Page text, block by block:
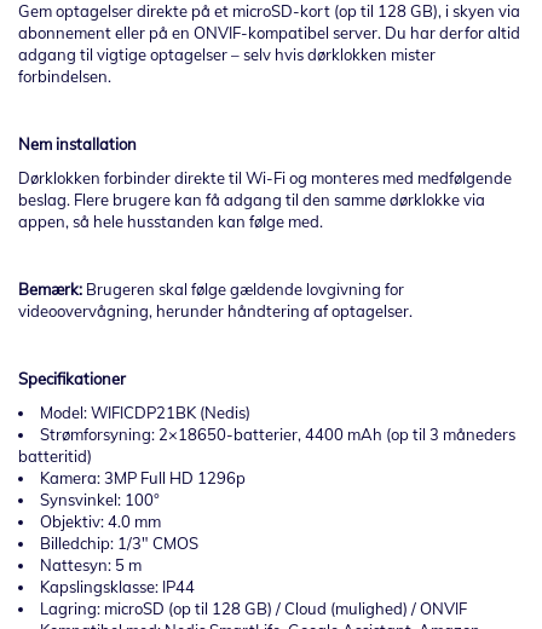
Gem optagelser direkte på et microSD-kort (op til 128 GB), i skyen via
abonnement eller på en ONVIF-kompatibel server. Du har derfor altid
adgang til vigtige optagelser – selv hvis dørklokken mister
forbindelsen.
Nem installation
Dørklokken forbinder direkte til Wi-Fi og monteres med medfølgende
beslag. Flere brugere kan få adgang til den samme dørklokke via
appen, så hele husstanden kan følge med.
Bemærk: Brugeren skal følge gældende lovgivning for
videoovervågning, herunder håndtering af optagelser.
Specifikationer
Model: WIFICDP21BK (Nedis)
Strømforsyning: 2×18650-batterier, 4400 mAh (op til 3 måneders
batteritid)
Kamera: 3MP Full HD 1296p
Synsvinkel: 100°
Objektiv: 4.0 mm
Billedchip: 1/3" CMOS
Nattesyn: 5 m
Kapslingsklasse: IP44
Lagring: microSD (op til 128 GB) / Cloud (mulighed) / ONVIF